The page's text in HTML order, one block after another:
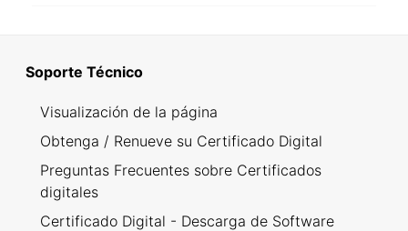
Soporte Técnico
Visualización de la página
Obtenga / Renueve su Certificado Digital
Preguntas Frecuentes sobre Certificados
digitales
Certificado Digital - Descarga de Software